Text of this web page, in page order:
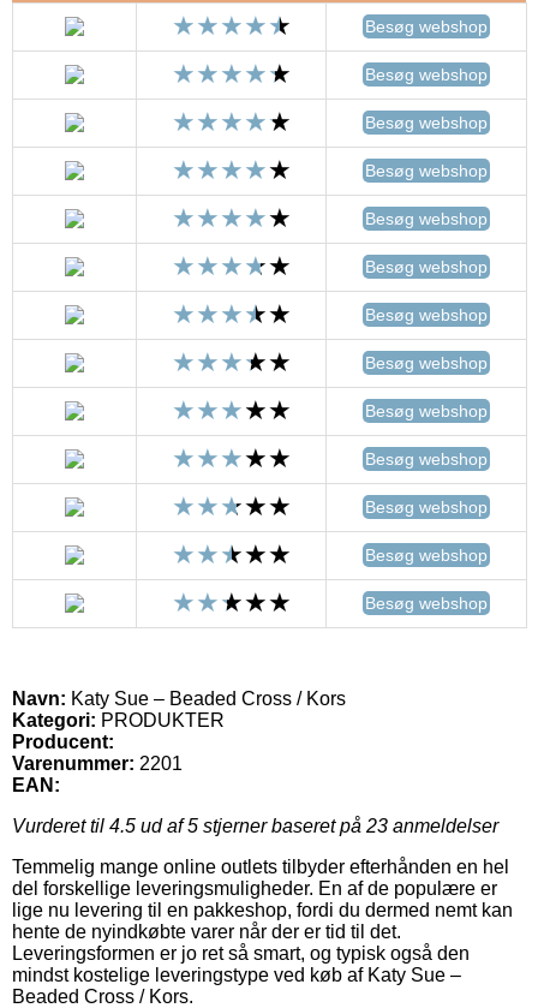
Besøg webshop
Besøg webshop
Besøg webshop
Besøg webshop
Besøg webshop
Besøg webshop
Besøg webshop
Besøg webshop
Besøg webshop
Besøg webshop
Besøg webshop
Besøg webshop
Besøg webshop
Navn: Katy Sue – Beaded Cross / Kors
Kategori: PRODUKTER
Producent:
Varenummer: 2201
EAN:
Vurderet til 4.5 ud af 5 stjerner baseret på 23 anmeldelser
Temmelig mange online outlets tilbyder efterhånden en hel
del forskellige leveringsmuligheder. En af de populære er
lige nu levering til en pakkeshop, fordi du dermed nemt kan
hente de nyindkøbte varer når der er tid til det.
Leveringsformen er jo ret så smart, og typisk også den
mindst kostelige leveringstype ved køb af Katy Sue –
Beaded Cross / Kors.